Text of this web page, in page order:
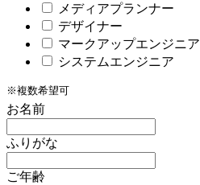
メディアプランナー
デザイナー
マークアップエンジニア
システムエンジニア
※複数希望可
お名前
ふりがな
ご年齢